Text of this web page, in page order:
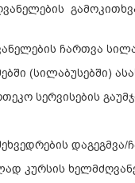
ჩართვა
(სილაბუსებში)
სერვისების
დაგეგმვა/
კურსის